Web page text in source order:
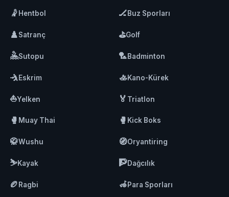
🤾 Hentbol 🏒Buz Sporları
♟️Satranç ⛳Golf
🤽Sutopu 🏸Badminton
🤺Eskrim 🚣Kano-Kürek
⛵Yelken 🏅 Triatlon
🥊 Muay Thai 🥊 Kick Boks
🥋Wushu 🧭Oryantiring
⛷️Kayak 🧗Dağcılık
🏉 Ragbi 🦽Para Sporları